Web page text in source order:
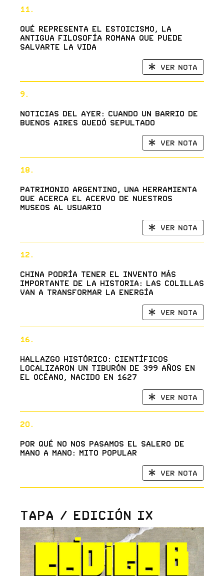
11.
Qué representa el estoicismo, la
antigua filosofía romana que puede
salvarte la vida
Ver nota
9.
Noticias del ayer: cuando un barrio de
Buenos Aires quedó sepultado
Ver nota
18.
Patrimonio Argentino, una herramienta
que acerca el acervo de nuestros
museos al usuario
Ver nota
12.
China podría tener el invento más
importante de la historia: las colillas
van a transformar la energía
Ver nota
16.
Hallazgo histórico: científicos
localizaron un tiburón de 399 años en
el océano, nacido en 1627
Ver nota
20.
Por qué no nos pasamos el salero de
mano a mano: mito popular
Ver nota
Tapa / Edición IX